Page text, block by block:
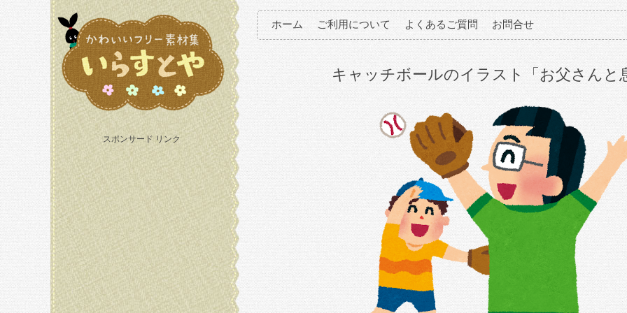
スポンサード リンク
ホーム ご利用について よくあるご質問 お問合せ
キャッチボールのイラスト「お父さんと